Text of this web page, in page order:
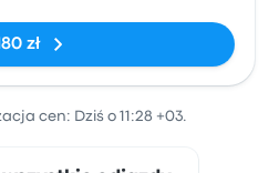
zł
cen: Dziś o 11:28 +03.